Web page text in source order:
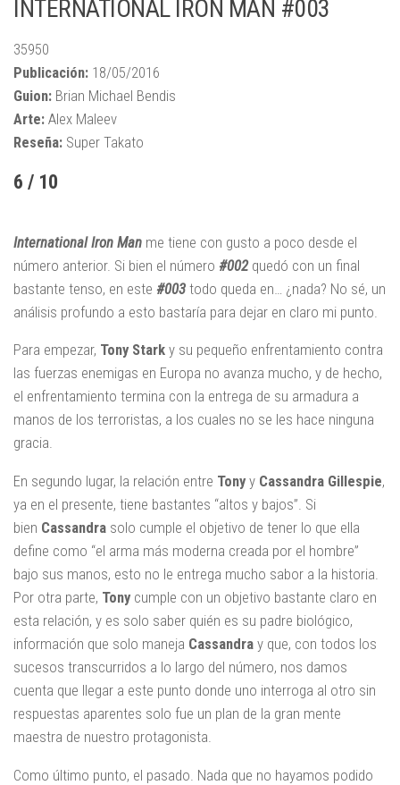
INTERNATIONAL IRON MAN #003
35950
Publicación: 18/05/2016
Guion: Brian Michael Bendis
Arte: Alex Maleev
Reseña: Super Takato
6 / 10
International Iron Man me tiene con gusto a poco desde el
número anterior. Si bien el número #002quedó con un final
bastante tenso, en este #003 todo queda en… ¿nada? No sé, un
análisis profundo a esto bastaría para dejar en claro mi punto.
Para empezar, Tony Stark y su pequeño enfrentamiento contra
las fuerzas enemigas en Europa no avanza mucho, y de hecho,
el enfrentamiento termina con la entrega de su armadura a
manos de los terroristas, a los cuales no se les hace ninguna
gracia.
En segundo lugar, la relación entre Tony y Cassandra Gillespie,
ya en el presente, tiene bastantes “altos y bajos”. Si
bien Cassandra solo cumple el objetivo de tener lo que ella
define como “el arma más moderna creada por el hombre”
bajo sus manos, esto no le entrega mucho sabor a la historia.
Por otra parte, Tony cumple con un objetivo bastante claro en
esta relación, y es solo saber quién es su padre biológico,
información que solo maneja Cassandra y que, con todos los
sucesos transcurridos a lo largo del número, nos damos
cuenta que llegar a este punto donde uno interroga al otro sin
respuestas aparentes solo fue un plan de la gran mente
maestra de nuestro protagonista.
Como último punto, el pasado. Nada que no hayamos podido